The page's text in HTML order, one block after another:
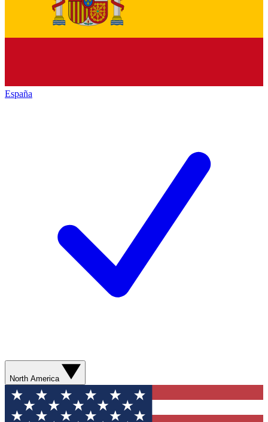
España
North America